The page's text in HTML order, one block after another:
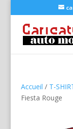
Accueil / T-
Fiesta Rouge